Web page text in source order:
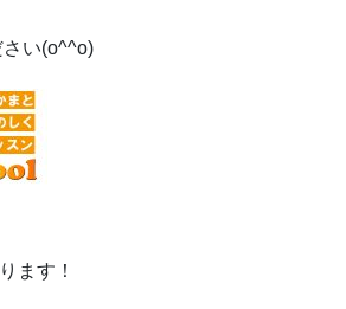
い(o^^o)
ます！